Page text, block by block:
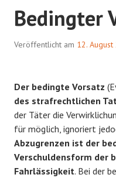
Bedingter
Veröffentlicht am 12.
Der bedingte Vorsatz
des strafrechtlichen
der Täter die
für möglich, ignoriert
Abzugrenzen ist der
Verschuldensform der
Fahrlässigkeit. Bei der